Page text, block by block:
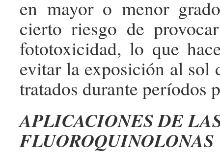
en mayor o menor
cierto riesgo de
fototoxicidad, lo que
evitar la exposición al sol
tratados durante períodos
APLICACIONES DE
FLUOROQUINOLONAS